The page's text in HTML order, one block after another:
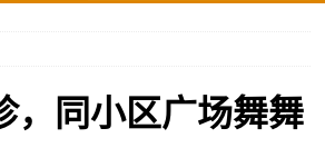
，同小区广场舞舞